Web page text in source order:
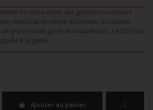
n’a rien à envier aux grands crus classés.
mais tout de même accessible, le Château
grand vin de garde du Haut-Médoc. Le 2010 est
à la garde.
Ajouter au panier